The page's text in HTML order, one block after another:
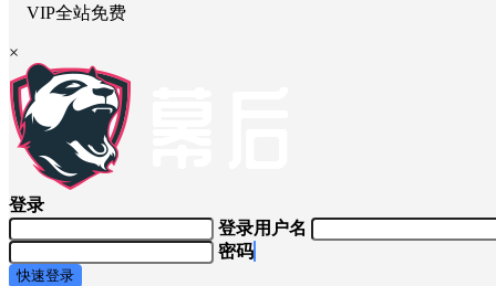
VIP全站免费
×
登录
登录用户名
密码
快速登录